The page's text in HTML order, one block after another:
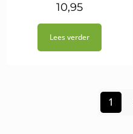
10,95
Lees verder
1